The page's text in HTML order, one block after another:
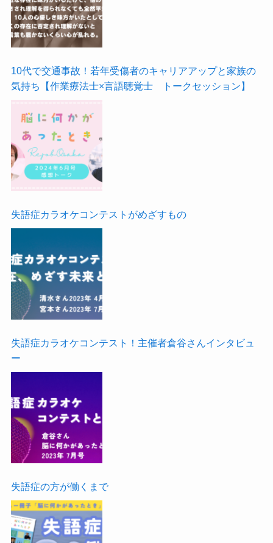
10代で交通事故！若年受傷者のキャリアアップと家族の
気持ち【作業療法士×言語聴覚士 トークセッション】
失語症カラオケコンテストがめざすもの
失語症カラオケコンテスト！主催者倉谷さんインタビュ
ー
失語症の方が働くまで